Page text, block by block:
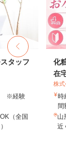
タッフ
※経験
（全国
化
在
株
時
間
山
近